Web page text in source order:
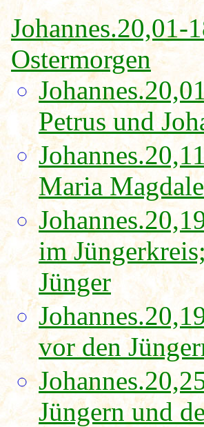
Johannes.20,01-
Ostermorgen
Petrus und
Maria
im
Jünger
vor den
Jüngern und